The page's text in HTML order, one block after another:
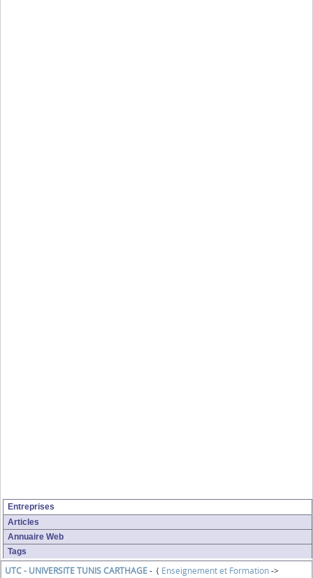
Entreprises
Articles
Annuaire Web
Tags
UTC - UNIVERSITE TUNIS CARTHAGE- ( Enseignement et Formation->